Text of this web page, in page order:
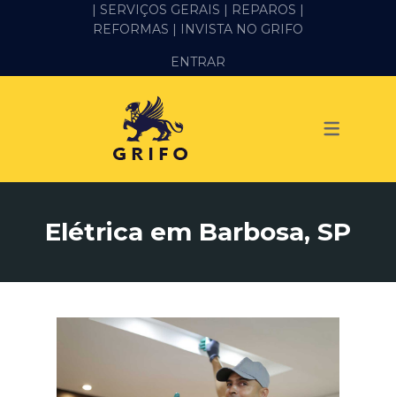
ALVENARIA E PEDREIRO
IMPERMEABILIZAÇÃO
REFORMA
| SERVIÇOS GERAIS | REPAROS |
REFORMAS | INVISTA NO GRIFO
ENTRAR
Elétrica em Barbosa, SP